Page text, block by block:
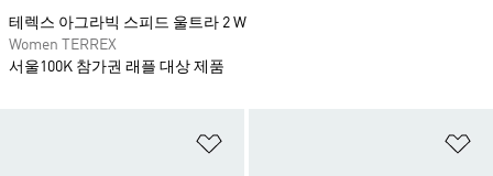
테렉스 아그라빅 스피드 울트라 2 W
Women TERREX
서울100K 참가권 래플 대상 제품